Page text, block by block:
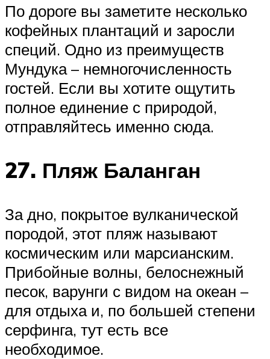
По дороге вы заметите несколько
кофейных плантаций и заросли
специй. Одно из преимуществ
Мундука – немногочисленность
гостей. Если вы хотите ощутить
полное единение с природой,
отправляйтесь именно сюда.
27. Пляж Баланган
За дно, покрытое вулканической
породой, этот пляж называют
космическим или марсианским.
Прибойные волны, белоснежный
песок, варунги с видом на океан –
для отдыха и, по большей степени
серфинга, тут есть все
необходимое.